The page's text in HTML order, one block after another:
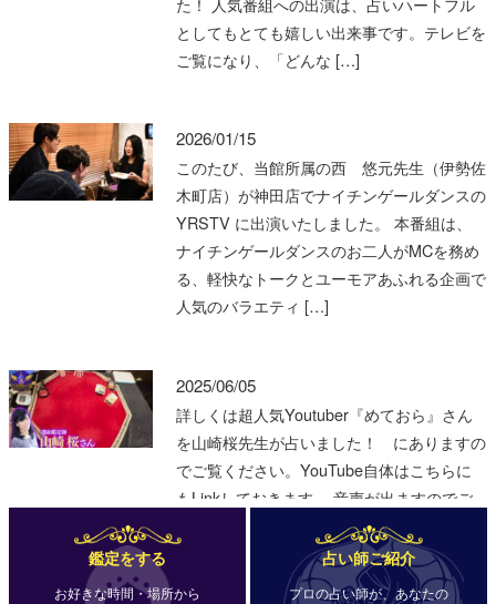
鑑定をする
お好きな時間・場所から
占い師ご紹介
プロの占い師が、あなたの